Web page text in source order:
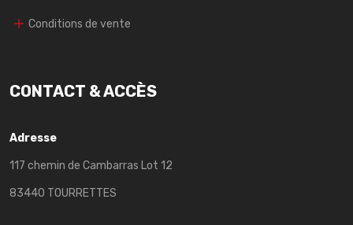
Conditions de vente
CONTACT & ACCÈS
Adresse
117 chemin de Cambarras Lot 12
83440 TOURRETTES